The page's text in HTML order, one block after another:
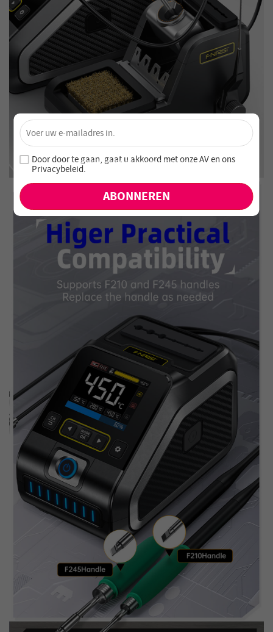
Ontgrendel 4% Korting – Schrijf je nu in!
Word lid van onze nieuwsbrief en mis nooit speciale
aanbiedingen en nieuwe producten!
×
Door door te gaan, gaat u akkoord met onzeAV enons
Privacybeleid.